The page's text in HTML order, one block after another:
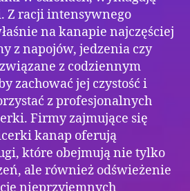
Z racji intensywnego
na kanapie najczęściej
z napojów, jedzenia czy
z codziennym
zachować jej czystość i
z profesjonalnych
Firmy zajmujące się
kanap oferują
które obejmują nie tylko
ale również odświeżenie
nieprzyjemnych